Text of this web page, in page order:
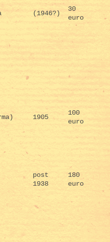
(1946?)
30
euro
1905
100
euro
post
1938
180
euro